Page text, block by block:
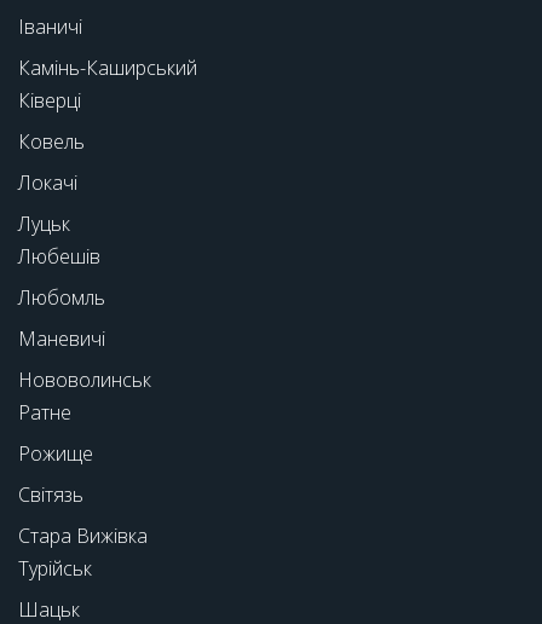
Іваничі
Камінь-Каширський
Ківерці
Ковель
Локачі
Луцьк
Любешів
Любомль
Маневичі
Нововолинськ
Ратне
Рожище
Світязь
Стара Вижівка
Турійськ
Шацьк